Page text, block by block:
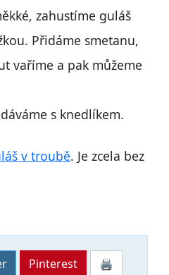
zahustíme guláš
Přidáme smetanu,
vaříme a pak můžeme
s knedlíkem.
v troubě. Je zcela bez
Pinterest 🖨